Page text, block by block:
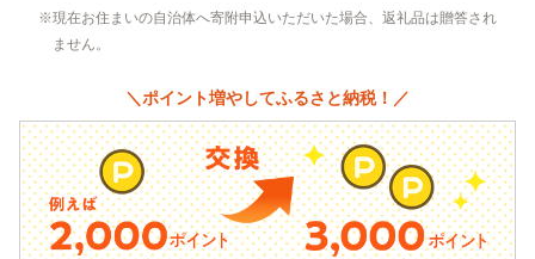
現在お住まいの自治体へ寄附申込いただいた場合、返礼品は贈答され
ません。
＼ポイント増やしてふるさと納税！／